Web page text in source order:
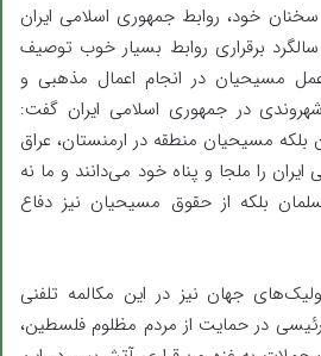
خود،‌ روابط جمهوری اسلامی ایران
سالگرد برقراری روابط بسیار خوب توصیف
مسیحیان در انجام اعمال مذهبی و
در جمهوری اسلامی ایران گفت:
بلکه مسیحیان منطقه در ارمنستان، عراق
را ملجا و پناه خود می‌دانند و ما نه
بلکه از حقوق مسیحیان نیز دفاع
جهان نیز در این مکالمه تلفنی
در حمایت از مردم مظلوم فلسطین،